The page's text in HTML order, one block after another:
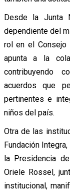
Desde la Junta
dependiente del
rol en el Consejo
apunta a la
contribuyendo
acuerdos que
pertinentes e
niños del país.
Otra de las
Fundación
la Presidencia
Oriele Rossel,
institucional,